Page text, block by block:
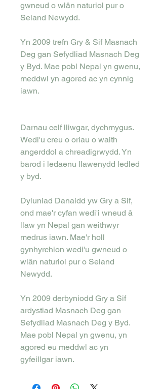
gwneud o wlân naturiol pur o
Seland Newydd.
Yn 2009 trefn Gry & Sif Masnach
Deg gan Sefydliad Masnach Deg
y Byd. Mae pobl Nepal yn gwenu,
meddwl yn agored ac yn cynnig
iawn.
Darnau celf lliwgar, dychmygus.
Wedi'u creu o oriau o waith
angerddol a chreadigrwydd. Yn
barod i ledaenu llawenydd ledled
y byd.
Dyluniad Danaidd yw Gry a Sif,
ond mae'r cyfan wedi'i wneud â
llaw yn Nepal gan weithwyr
medrus iawn. Mae'r holl
gynhyrchion wedi'u gwneud o
wlân naturiol pur o Seland
Newydd.
Yn 2009 derbyniodd Gry a Sif
ardystiad Masnach Deg gan
Sefydliad Masnach Deg y Byd.
Mae pobl Nepal yn gwenu, yn
agored eu meddwl ac yn
gyfeillgar iawn.